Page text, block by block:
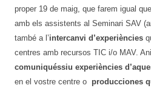
proper 19 de maig, que farem igual
amb els assistents al Seminari SAV
també a l’intercanvi d’experiències
centres amb recursos TIC i/o MAV.
comuniquéssiu experiències
en el vostre centre o producciones